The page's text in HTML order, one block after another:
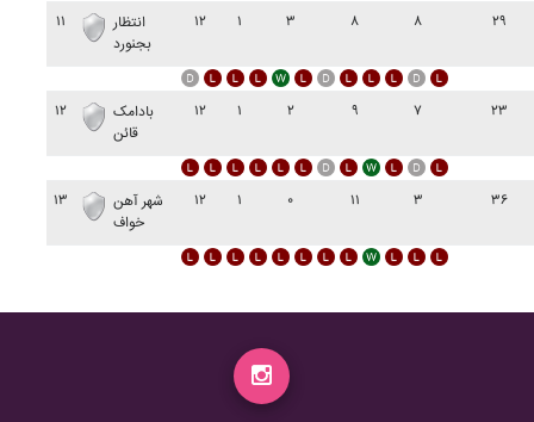
۱۱
انتظار
بجنورد
۱۲ ۱ ۳ ۸ ۸ ۲۹
۱۲
بادامک
قائن
۱۲ ۱ ۲ ۹ ۷ ۲۳
۱۳
شهر آهن
خواف
۱۲ ۱ ۰ ۱۱ ۳ ۳۶